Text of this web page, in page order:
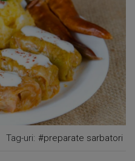
Tag-uri: #preparate sarbatori